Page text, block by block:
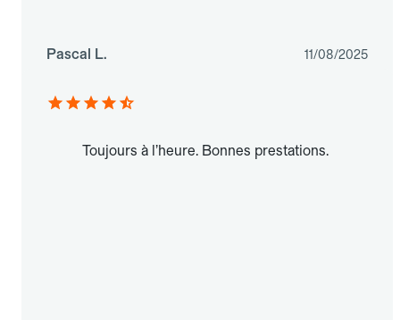
Pascal L. 11/08/2025
Toujours à l’heure. Bonnes prestations.